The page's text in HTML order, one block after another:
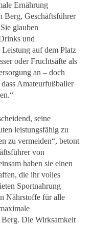
Ernährung
Berg, Geschäftsführer
glauben
und
auf dem Platz
oder Fruchtsäfte als
an – doch
Amateurfußballer
seine
leistungsfähig zu
zu vermeiden“, betont
von
haben sie einen
die ihr volles
Sportnahrung
Nährstoffe für alle
Berg. Die Wirksamkeit